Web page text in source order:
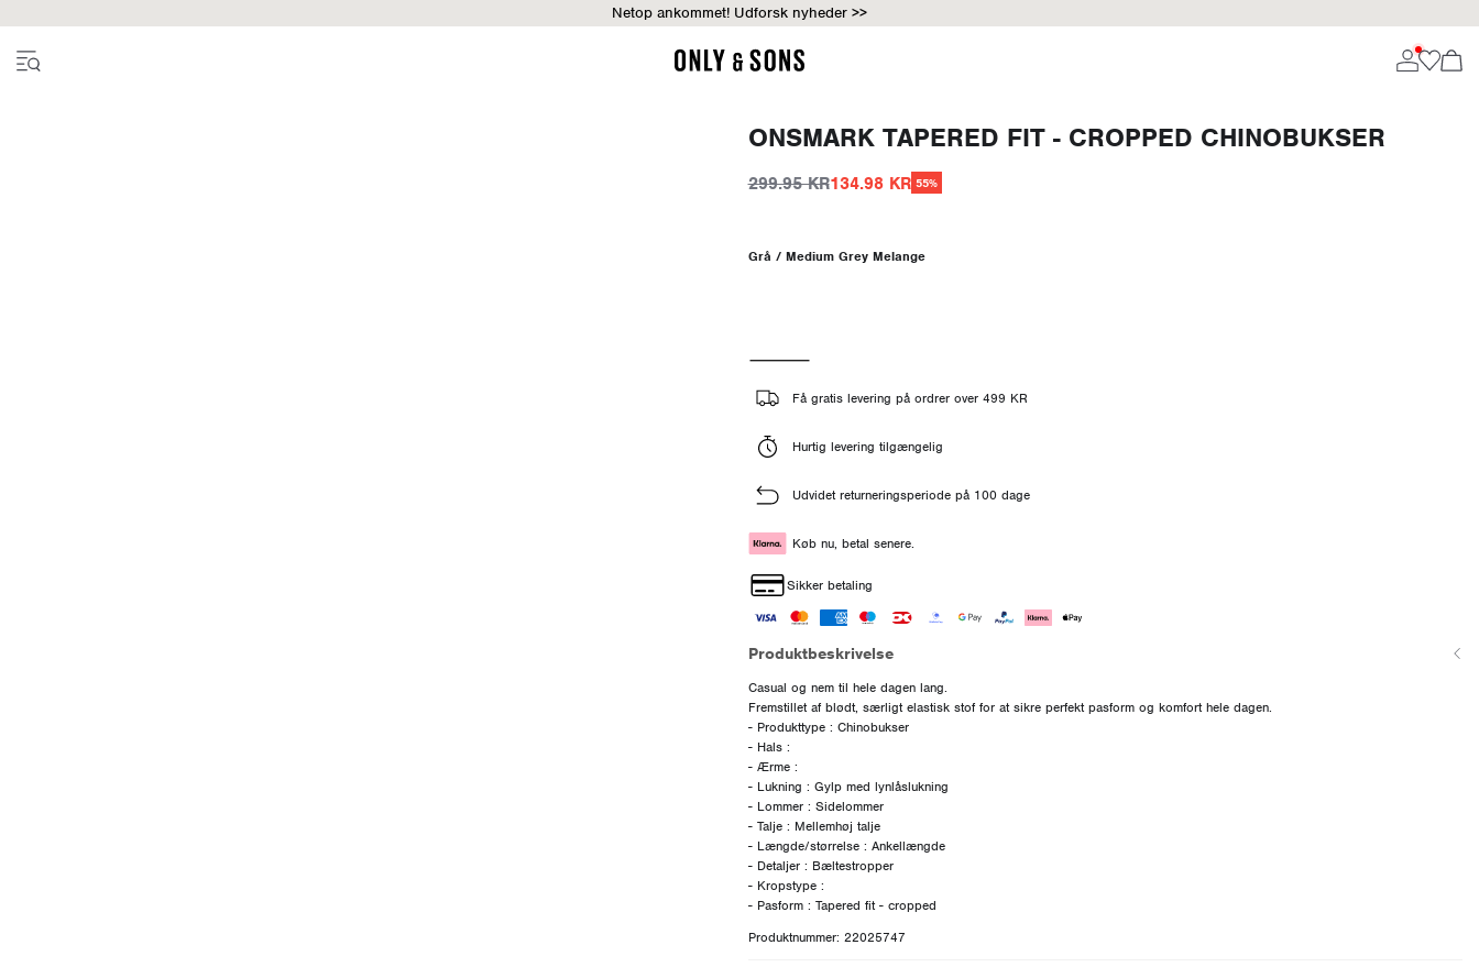
Netop ankommet! Udforsk nyheder >>
ONSMARK TAPERED FIT - CROPPED CHINOBUKSER
299.95 KR134.98 KR 55%
Grå / Medium Grey Melange
Få gratis levering på ordrer over 499 KR
Hurtig levering tilgængelig
Udvidet returneringsperiode på 100 dage
Køb nu, betal senere.
Sikker betaling
Produktbeskrivelse
Casual og nem til hele dagen lang.
Fremstillet af blødt, særligt elastisk stof for at sikre perfekt pasform og komfort hele dagen.
- Produkttype : Chinobukser
- Hals :
- Ærme :
- Lukning : Gylp med lynlåslukning
- Lommer : Sidelommer
- Talje : Mellemhøj talje
- Længde/størrelse : Ankellængde
- Detaljer : Bæltestropper
- Kropstype :
Produktnummer: 22025747